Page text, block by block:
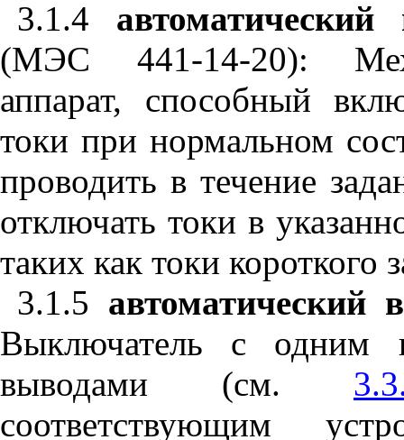
3.1.4
(МЭС 441-14-20):
аппарат, способный
токи при нормальном
проводить в течение
отключать токи в
таких как токи короткого
3.1.5 автоматический
Выключатель с одним
выводами (см.
соответствующим